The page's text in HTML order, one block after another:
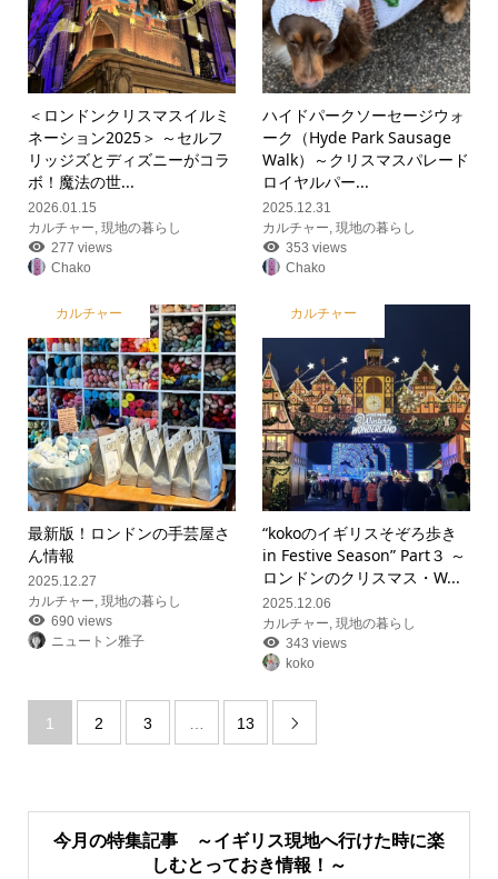
＜ロンドンクリスマスイルミ
ネーション2025＞ ～セルフ
リッジズとディズニーがコラ
ボ！魔法の世...
2026.01.15
カルチャー 現地の暮らし
277 views
Chako
ハイドパークソーセージウォ
ーク（Hyde Park Sausage
Walk）～クリスマスパレード
ロイヤルパー...
2025.12.31
カルチャー ,現地の暮らし
353 views
Chako
カルチャー
最新版！ロンドンの手芸屋さ
ん情報
2025.12.27
カルチャー, 現地の暮らし
690 views
ニュートン雅子
カルチャー
“kokoのイギリスそぞろ歩き
in Festive Season” Part３ ～
ロンドンのクリスマス・W...
2025.12.06
カルチャー,現地の暮らし
343 views
koko
1 2 3 … 13 
今月の特集記事 ～イギリス現地へ行けた時に楽
しむとっておき情報！～